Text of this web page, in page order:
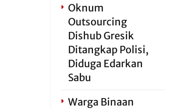
Oknum
Outsourcing
Dishub Gresik
Ditangkap Polisi,
Diduga Edarkan
Sabu
Warga Binaan